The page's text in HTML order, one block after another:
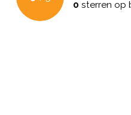
0 sterren op